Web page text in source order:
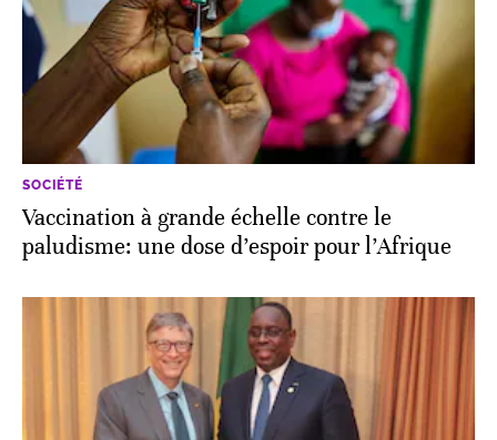
SOCIÉTÉ
Vaccination à grande échelle contre le
paludisme: une dose d’espoir pour l’Afrique